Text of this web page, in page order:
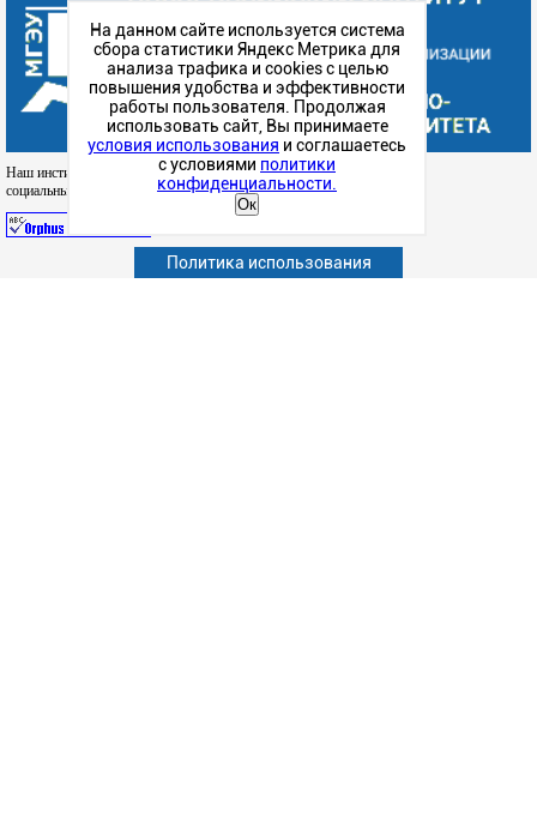
Наш институт в
социальных сетях
Абитуриенту
Политика использования